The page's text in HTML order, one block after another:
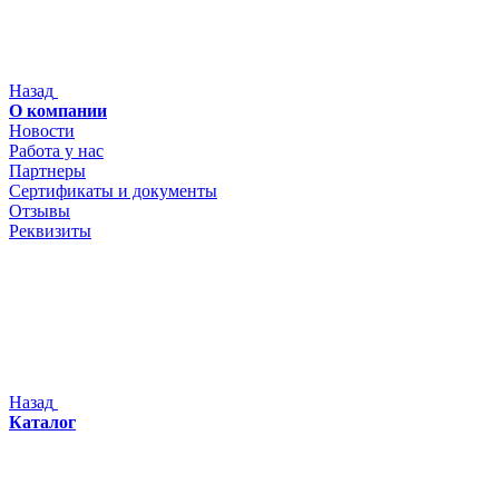
Назад
О компании
Новости
Работа у нас
Партнеры
Сертификаты и документы
Отзывы
Реквизиты
Назад
Каталог